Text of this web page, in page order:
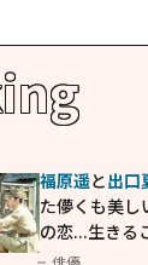
福原遥と出口
た儚くも美し
の恋...生きる
教えてくれた